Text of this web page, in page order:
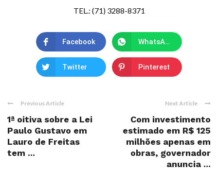
TEL.: (71) 3288-8371
Facebook WhatsApp
Twitter Pinterest
Previous Article
1ª oitiva sobre a Lei
Paulo Gustavo em
Lauro de Freitas
tem ...
Next Article
Com investimento
estimado em R$ 125
milhões apenas em
obras, governador
anuncia ...